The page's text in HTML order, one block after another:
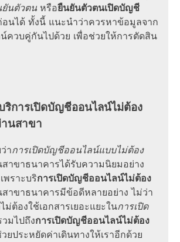
นตัวตน หรือยืนยันตัวตนเปิดบัญชี
อนได้ ทั้งนี้ แนะนำว่าควรหาข้อมูลจาก
ควบคู่กันไปด้วย เพื่อช่วยให้การตัดสิน
ริการเปิดบัญชีออนไลน์ไม่ต้อง
นสาขา
าการเปิดบัญชีออนไลน์แบบไม่ต้อง
สาขาธนาคารได้รับความนิยมอย่าง
พราะบริการเปิดบัญชีออนไลน์ไม่ต้อง
สาขาธนาคารมีข้อดีหลายอย่าง ไม่ว่า
ม่ต้องใช้เอกสารเยอะแยะในการเปิด
มไปถึงการเปิดบัญชีออนไลน์ไม่ต้อง
ยประหยัดค่าเดินทางให้เราอีกด้วย